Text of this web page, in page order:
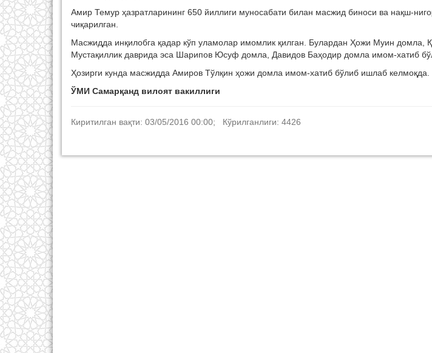
Амир Темур ҳазратларининг 650 йиллиги муносабати билан масжид биноси ва нақш-
чиқарилган.
Масжидда инқилобга қадар кўп уламолар имомлик қилган. Булардан Ҳожи Муин домла,
Мустақиллик даврида эса Шарипов Юсуф домла, Давидов Баҳодир домла имом-хатиб
Ҳозирги кунда масжидда Амиров Тўлқин ҳожи домла имом-хатиб бўлиб ишлаб келмоқда.
ЎМИ Самарқанд вилоят вакиллиги
Киритилган вақти: 03/05/2016 00:00; Кўрилганлиги: 4426